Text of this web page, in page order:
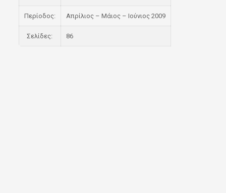
Περίοδος: Απρίλιος – Μάιος – Ιούνιος 2009
Σελίδες: 86